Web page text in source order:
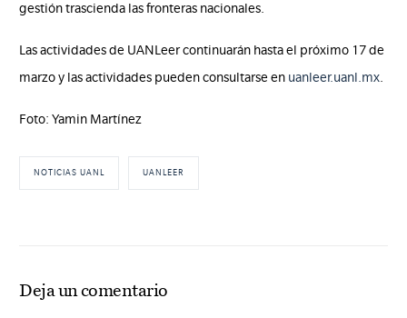
gestión trascienda las fronteras nacionales.
Las actividades de UANLeer continuarán hasta el próximo 17 de
marzo y las actividades pueden consultarse en uanleer.uanl.mx
Foto: Yamin Martínez
NOTICIAS UANL UANLEER
Deja un comentario